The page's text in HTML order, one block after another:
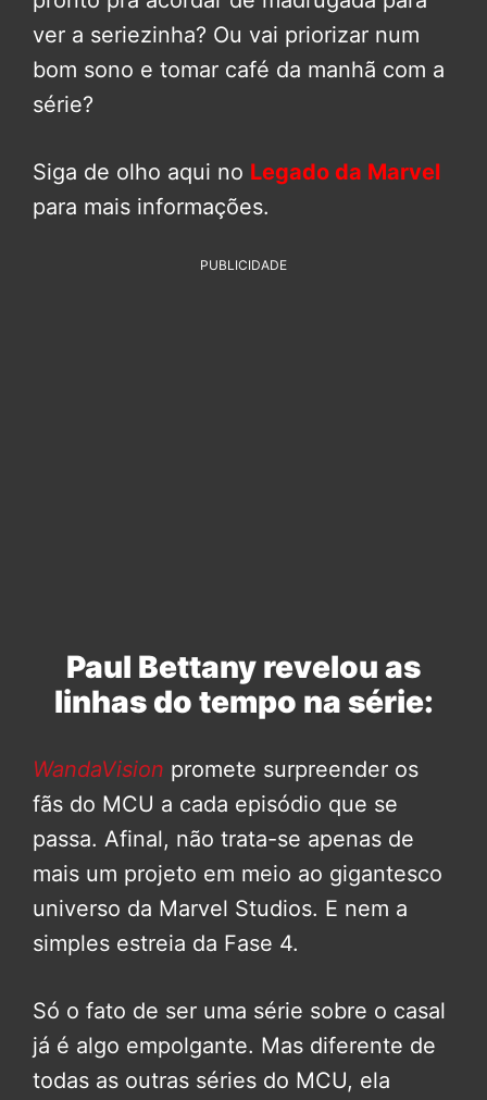
ver a seriezinha? Ou vai priorizar num
bom sono e tomar café da manhã com a
série?
Siga de olho aqui no Legado da Marvel
para mais informações.
PUBLICIDADE
Paul Bettany revelou as
linhas do tempo na série:
WandaVision promete surpreender os
fãs do MCU a cada episódio que se
passa. Afinal, não trata-se apenas de
mais um projeto em meio ao gigantesco
universo da Marvel Studios. E nem a
simples estreia da Fase 4.
Só o fato de ser uma série sobre o casal
já é algo empolgante. Mas diferente de
todas as outras séries do MCU, ela